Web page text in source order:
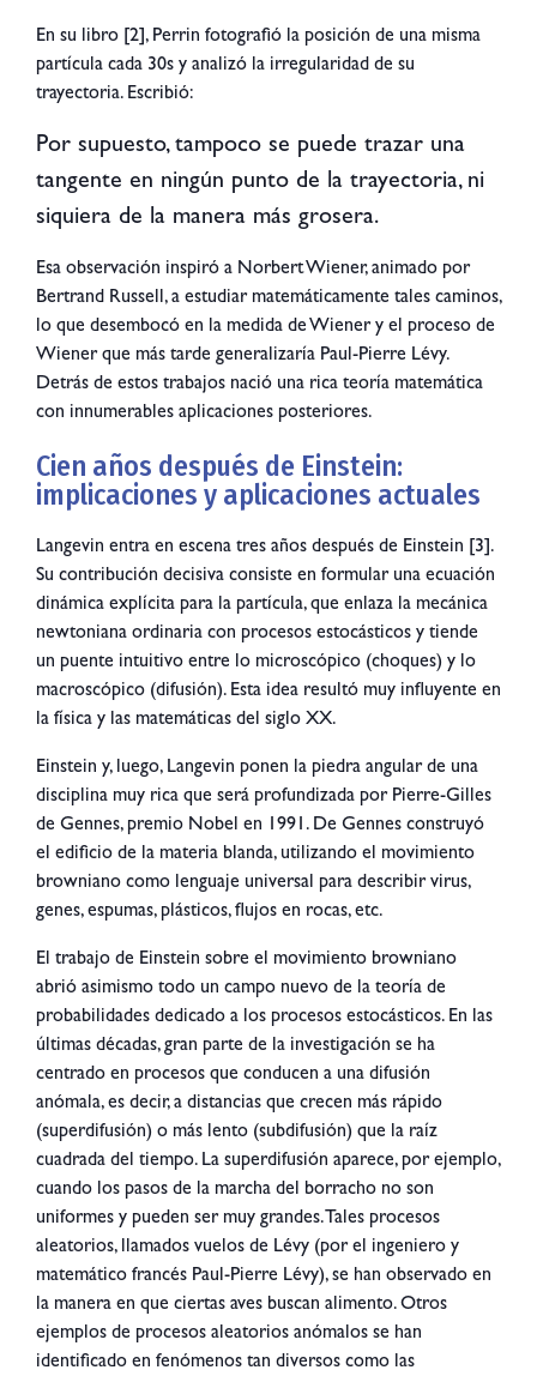
En su libro [2], Perrin fotografió la posición de una misma
partícula cada 30s y analizó la irregularidad de su
trayectoria. Escribió:
Por supuesto, tampoco se puede trazar una
tangente en ningún punto de la trayectoria, ni
siquiera de la manera más grosera.
Esa observación inspiró a Norbert Wiener, animado por
Bertrand Russell, a estudiar matemáticamente tales caminos,
lo que desembocó en la medida de Wiener y el proceso de
Wiener que más tarde generalizaría Paul-Pierre Lévy.
Detrás de estos trabajos nació una rica teoría matemática
con innumerables aplicaciones posteriores.
Cien años después de Einstein:
implicaciones y aplicaciones actuales
Langevin entra en escena tres años después de Einstein [3].
Su contribución decisiva consiste en formular una ecuación
dinámica explícita para la partícula, que enlaza la mecánica
newtoniana ordinaria con procesos estocásticos y tiende
un puente intuitivo entre lo microscópico (choques) y lo
macroscópico (difusión). Esta idea resultó muy influyente en
la física y las matemáticas del siglo XX.
Einstein y, luego, Langevin ponen la piedra angular de una
disciplina muy rica que será profundizada por Pierre-Gilles
de Gennes, premio Nobel en 1991. De Gennes construyó
el edificio de la materia blanda, utilizando el movimiento
browniano como lenguaje universal para describir virus,
genes, espumas, plásticos, flujos en rocas, etc.
El trabajo de Einstein sobre el movimiento browniano
abrió asimismo todo un campo nuevo de la teoría de
probabilidades dedicado a los procesos estocásticos. En las
últimas décadas, gran parte de la investigación se ha
centrado en procesos que conducen a una difusión
anómala, es decir, a distancias que crecen más rápido
(superdifusión) o más lento (subdifusión) que la raíz
cuadrada del tiempo. La superdifusión aparece, por ejemplo,
cuando los pasos de la marcha del borracho no son
uniformes y pueden ser muy grandes. Tales procesos
aleatorios, llamados vuelos de Lévy (por el ingeniero y
matemático francés Paul-Pierre Lévy), se han observado en
la manera en que ciertas aves buscan alimento. Otros
ejemplos de procesos aleatorios anómalos se han
identificado en fenómenos tan diversos como las